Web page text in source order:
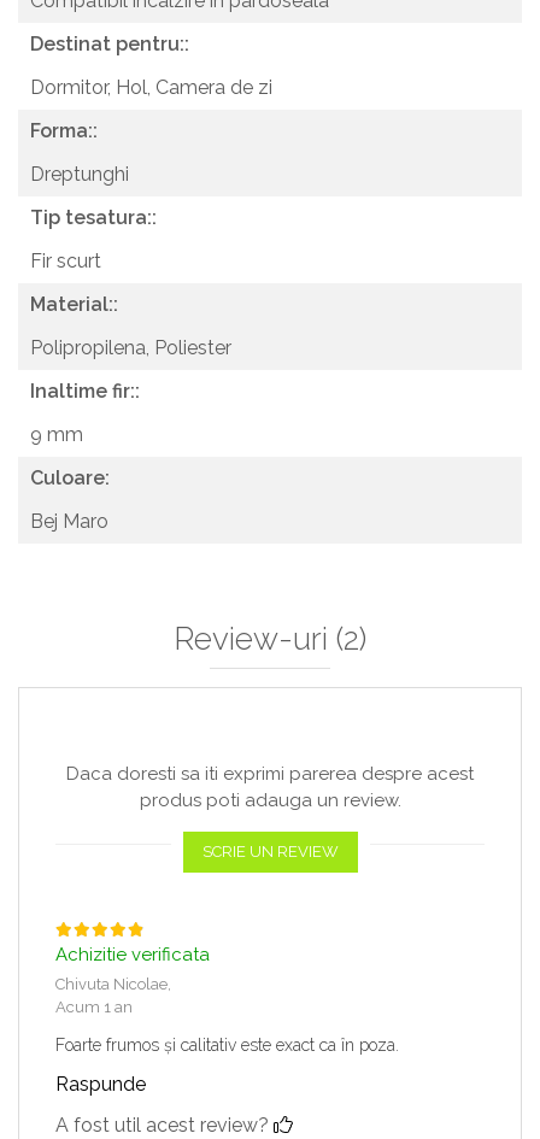
Destinat pentru::
Dormitor, Hol, Camera de zi
Forma::
Dreptunghi
Tip tesatura::
Fir scurt
Material::
Polipropilena, Poliester
Inaltime fir::
9 mm
Culoare:
Bej Maro
Review-uri (2)
Daca doresti sa iti exprimi parerea despre acest
produs poti adauga un review.
SCRIE UN REVIEW
Achizitie verificata
Chivuta Nicolae,
Acum 1 an
Foarte frumos și calitativ este exact ca în poza.
Raspunde
A fost util acest review?